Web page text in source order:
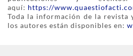
aquí: https://
Toda la información de la revista
los autores están disponibles en: